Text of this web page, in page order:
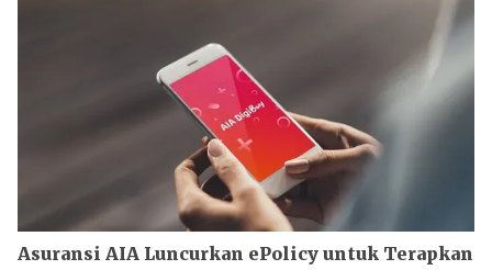
Asuransi AIA Luncurkan ePolicy untuk Terapkan